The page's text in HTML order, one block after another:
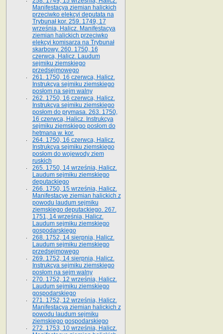
Manifestacya ziemian halickich
przeciwko elekcyi deputata na
Trybunał kor. 259. 1749, 17
września, Halicz. Manifestacya
ziemian halickich przeciwko
elekcyi komisarza na Trybunał
skarbowy. 260. 1750, 16
czerwca, Halicz. Laudum
sejmiku ziemskiego
przedsejmowego
261. 1750, 16 czerwca, Halicz.
Instrukcya sejmiku ziemskiego
posłom na sejm walny
262. 1750, 16 czerwca, Halicz.
Instrukcya sejmiku ziemskiego
posłom do prymasa. 263. 1750,
16 czerwca, Halicz. Instrukcya
sejmiku ziemskiego posłom do
hetmana w. kor.
264. 1750, 16 czerwca, Halicz.
Instrukcya sejmiku ziemskiego
posłom do wojewody ziem
ruskich
265. 1750, 14 września, Halicz.
Laudum sejmiku ziemskiego
deputackiego
266. 1750, 15 września, Halicz.
Manifestacye ziemian halickich z
powodu laudum sejmiku
ziemskiego deputackiego. 267.
1751, 14 września, Halicz.
Laudum sejmiku ziemskiego
gospodarskiego
268. 1752, 14 sierpnia, Halicz.
Laudum sejmiku ziemskiego
przedsejmowego
269. 1752, 14 sierpnia, Halicz.
Instrukcya sejmiku ziemskiego
posłom na sejm walny
270. 1752, 12 września, Halicz.
Laudum sejmiku ziemskiego
gospodarskiego
271. 1752, 12 września, Halicz.
Manifestacya ziemian halickich z
powodu laudum sejmiku
ziemskiego gospodarskiego
272. 1753, 10 września, Halicz.